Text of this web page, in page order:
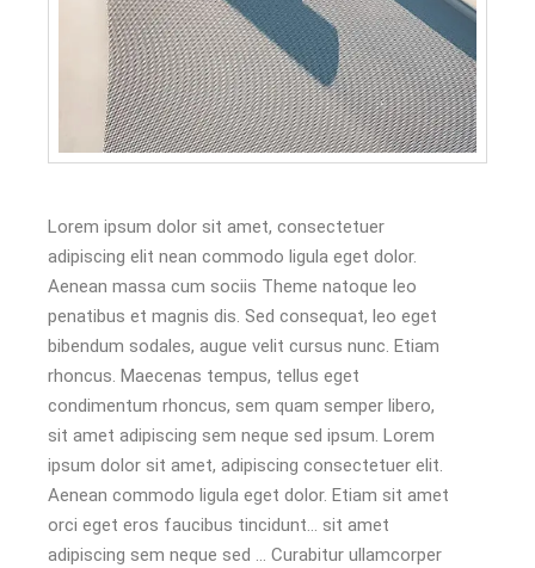
Lorem ipsum dolor sit amet, consectetuer
adipiscing elit nean commodo ligula eget dolor.
Aenean massa cum sociis Theme natoque leo
penatibus et magnis dis. Sed consequat, leo eget
bibendum sodales, augue velit cursus nunc. Etiam
rhoncus. Maecenas tempus, tellus eget
condimentum rhoncus, sem quam semper libero,
sit amet adipiscing sem neque sed ipsum. Lorem
ipsum dolor sit amet, adipiscing consectetuer elit.
Aenean commodo ligula eget dolor. Etiam sit amet
orci eget eros faucibus tincidunt… sit amet
adipiscing sem neque sed … Curabitur ullamcorper